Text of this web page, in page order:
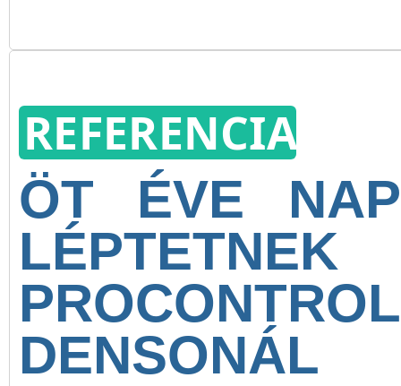
kódjukkal fel is vehetik
REFERENCIA
ÖT ÉVE
DENSONÁL